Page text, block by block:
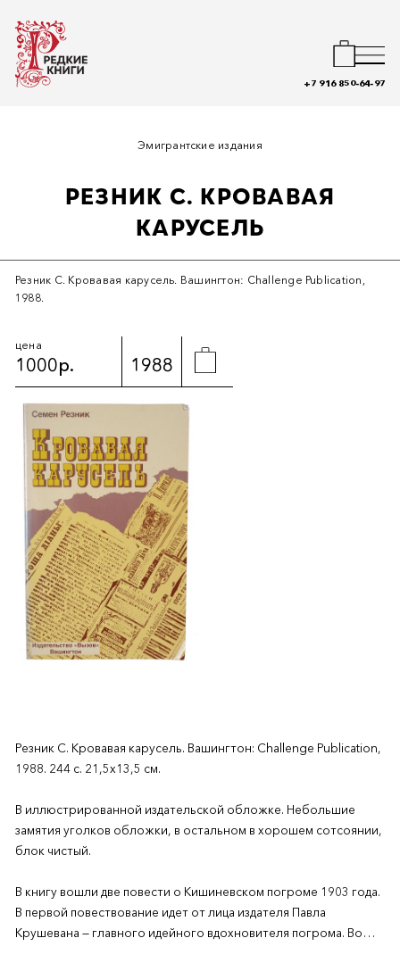
+7 916 850-64-97
Эмигрантские издания
РЕЗНИК С. КРОВАВАЯ
КАРУСЕЛЬ
Резник С. Кровавая карусель. Вашингтон: Challenge Publication,
1988.
цена
1000р. 1988
Резник С. Кровавая карусель. Вашингтон: Challenge Publication,
1988. 244 с. 21,5х13,5 см.
В иллюстрированной издательской обложке. Небольшие
замятия уголков обложки, в остальном в хорошем сотсоянии,
блок чистый.
В книгу вошли две повести о Кишиневском погроме 1903 года.
В первой повествование идет от лица издателя Павла
Крушевана — главного идейного вдохновителя погрома. Во